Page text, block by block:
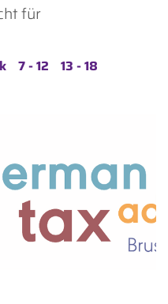
für
7 - 12
13 - 18